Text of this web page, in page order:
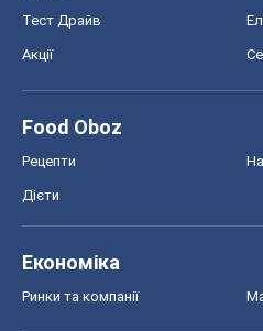
Тест Драйв
Акції
Food Oboz
Рецепти
Дієти
Економіка
Ринки та компанії